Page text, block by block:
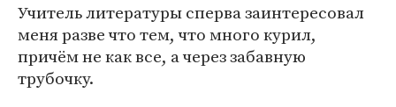
Учитель литературы сперва заинтересовал
меня разве что тем, что много курил,
причём не как все, а через забавную
трубочку.